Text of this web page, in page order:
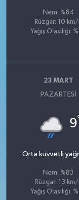
Nem: %84
Rüzgar: 10 km/
Yağış Olasılığı:
23 MART
PAZARTESI
9
Orta kuvvetli
Nem: %83
Rüzgar: 13 km/
Yağış Olasılığı: